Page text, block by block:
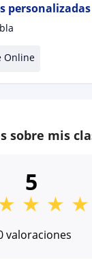
y
Online
sobre mis
5
★ ★ ★
valoraciones